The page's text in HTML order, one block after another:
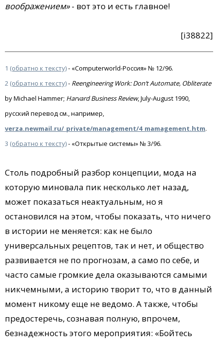
воображением»- вот это и есть главное!
[i38822]
1 (обратно к тексту)- «Computerworld-Россия» № 12/96.
2 (обратно к тексту)- Reengineering Work: Don‘t Automate, Obliterate
by Michael Hammer; Harvard Business Review, July-August 1990,
русский перевод см., например,
verza.newmail.ru/_private/management/4_mamagement.htm.
3 (обратно к тексту)- «Открытые системы» № 3/96.
Столь подробный разбор концепции, мода на
которую миновала пик несколько лет назад,
может показаться неактуальным, но я
остановился на этом, чтобы показать, что ничего
в истории не меняется: как не было
универсальных рецептов, так и нет, и общество
развивается не по прогнозам, а само по себе, и
часто самые громкие дела оказываются самыми
никчемными, а историю творит то, что в данный
момент никому еще не ведомо. А также, чтобы
предостеречь, сознавая полную, впрочем,
безнадежность этого мероприятия: «Бойтесь